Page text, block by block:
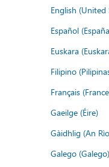
English (United
Español
Euskara
Filipino
Français
Gaeilge (Éire)
Gàidhlig (An
Galego (Galego)